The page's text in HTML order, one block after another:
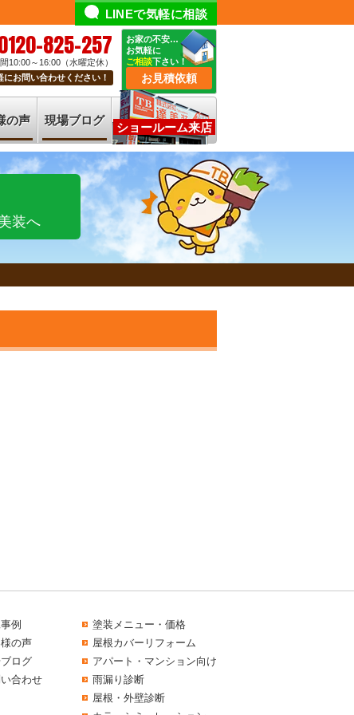
LINEで気軽に相談
825-257
10:00～16:00（水曜定休）
にお問い合わせください！
お家の不安…
お気軽に
ご相談下さい！
お見積依頼
の声 現場ブログ
ショールーム来店
装へ
例
の声
ログ
合わせ
塗装メニュー・価格
屋根カバーリフォーム
アパート・マンション向け
雨漏り診断
屋根・外壁診断